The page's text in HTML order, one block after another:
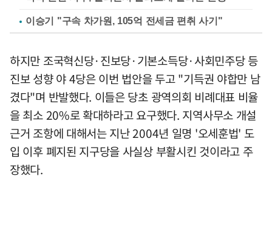
이승기 "구속 차가원, 105억 전세금 편취 사기"
하지만 조국혁신당·진보당·기본소득당·사회민주당 등
진보 성향 야 4당은 이번 법안을 두고 "기득권 야합만 남
겼다"며 반발했다. 이들은 당초 광역의회 비례대표 비율
을 최소 20%로 확대하라고 요구했다. 지역사무소 개설
근거 조항에 대해서는 지난 2004년 일명 '오세훈법' 도
입 이후 폐지된 지구당을 사실상 부활시킨 것이라고 주
장했다.